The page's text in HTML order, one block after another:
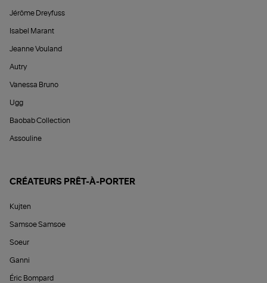
Jérôme Dreyfuss
Isabel Marant
Jeanne Vouland
Autry
Vanessa Bruno
Ugg
Baobab Collection
Assouline
CRÉATEURS PRÊT-À-PORTER
Kujten
Samsoe Samsoe
Soeur
Ganni
Éric Bompard